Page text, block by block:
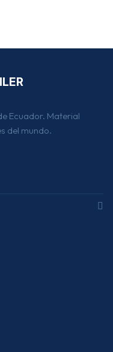
Ecuador. Material
del mundo.